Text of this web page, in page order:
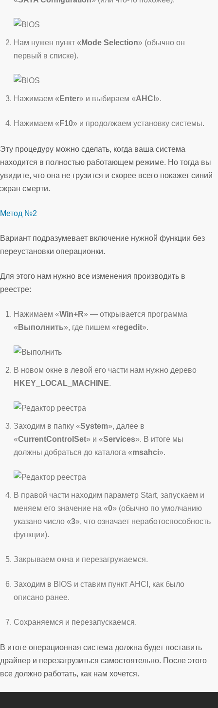
Нам нужен пункт « Mode Selection» (обычно он
первый в списке).
Нажимаем « Enter» и выбираем «AHCI ».
Нажимаем « F10» и продолжаем установку системы.
Эту процедуру можно сделать, когда ваша система
находится в полностью работающем режиме. Но тогда вы
увидите, что она не грузится и скорее всего покажет синий
экран смерти.
Метод №2
Вариант подразумевает включение нужной функции без
переустановки операционки.
Для этого нам нужно все изменения производить в
реестре:
Нажимаем «Win+R» — открывается программа
« Выполнить», где пишем «regedit».
В новом окне в левой его части нам нужно дерево
HKEY_LOCAL_MACHINE.
Заходим в папку «System», далее в
«CurrentControlSet» и «Services». В итоге мы
должны добраться до каталога «msahci».
В правой части находим параметр Start, запускаем и
меняем его значение на «0» (обычно по умолчанию
указано число «3», что означает неработоспособность
функции).
Закрываем окна и перезагружаемся.
Заходим в BIOS и ставим пункт AHCI, как было
описано ранее.
Сохраняемся и перезапускаемся.
В итоге операционная система должна будет поставить
драйвер и перезагрузиться самостоятельно. После этого
все должно работать, как нам хочется.